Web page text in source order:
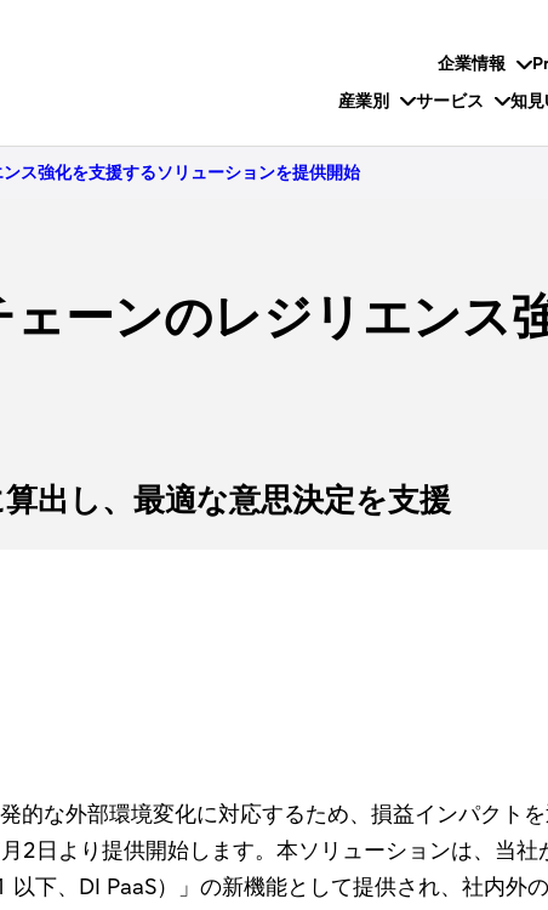
企業情報
産業別
サービス 知見
ス強化を支援するソリューションを提供開始
ーンのレジリエンス
出し、最適な意思決定を支援
的な外部環境変化に対応するため、損益インパクト
2日より提供開始します。本ソリューションは、当
下、DI PaaS）」の新機能として提供され、社内外